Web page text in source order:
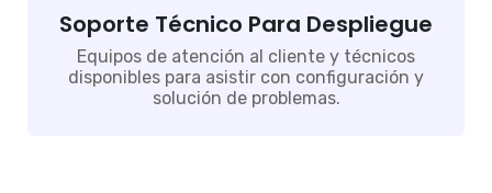
Soporte Técnico Para Despliegue
Equipos de atención al cliente y técnicos
disponibles para asistir con configuración y
solución de problemas.